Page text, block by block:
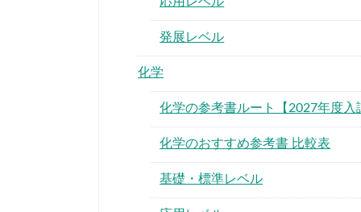
発展レベル
化学
化学の参考書ルート【2027年度入
化学のおすすめ参考書 比較表
基礎・標準レベル